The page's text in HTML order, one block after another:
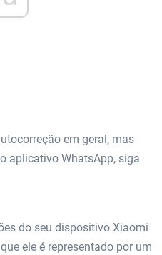
em geral, mas
aplicativo WhatsApp, siga
do seu dispositivo Xiaomi
ele é representado por um